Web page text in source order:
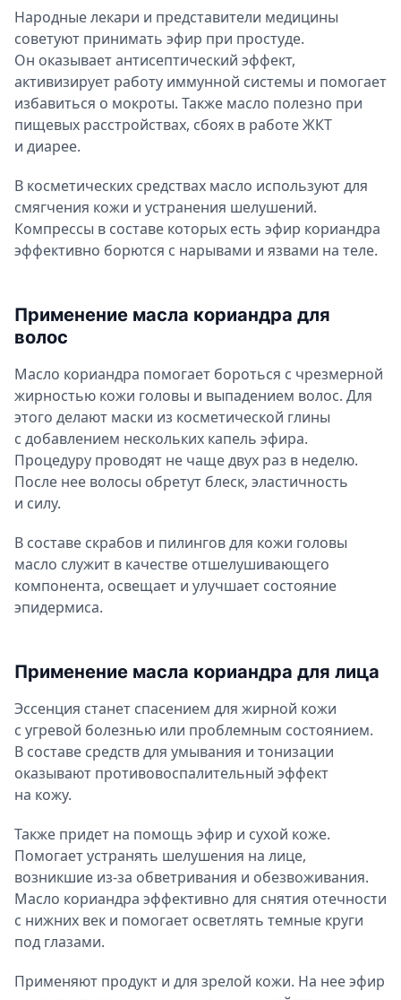
Народные лекари и представители медицины
советуют принимать эфир при простуде.
Он оказывает антисептический эффект,
активизирует работу иммунной системы и помогает
избавиться о мокроты. Также масло полезно при
пищевых расстройствах, сбоях в работе ЖКТ
и диарее.
В косметических средствах масло используют для
смягчения кожи и устранения шелушений.
Компрессы в составе которых есть эфир кориандра
эффективно борются с нарывами и язвами на теле.
Применение масла кориандра для
волос
Масло кориандра помогает бороться с чрезмерной
жирностью кожи головы и выпадением волос. Для
этого делают маски из косметической глины
с добавлением нескольких капель эфира.
Процедуру проводят не чаще двух раз в неделю.
После нее волосы обретут блеск, эластичность
и силу.
В составе скрабов и пилингов для кожи головы
масло служит в качестве отшелушивающего
компонента, освещает и улучшает состояние
эпидермиса.
Применение масла кориандра для лица
Эссенция станет спасением для жирной кожи
с угревой болезнью или проблемным состоянием.
В составе средств для умывания и тонизации
оказывают противовоспалительный эффект
на кожу.
Также придет на помощь эфир и сухой коже.
Помогает устранять шелушения на лице,
возникшие из-за обветривания и обезвоживания.
Масло кориандра эффективно для снятия отечности
с нижних век и помогает осветлять темные круги
под глазами.
Применяют продукт и для зрелой кожи. На нее эфир